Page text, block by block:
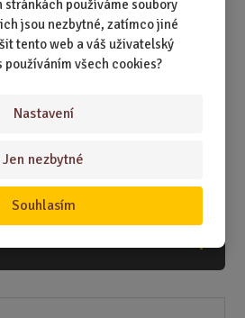
stránkách používáme soubory
jsou nezbytné, zatímco jiné
tento web a váš uživatelský
všech cookies?
Nastavení
Jen nezbytné
Souhlasím
MLÁDEŽ